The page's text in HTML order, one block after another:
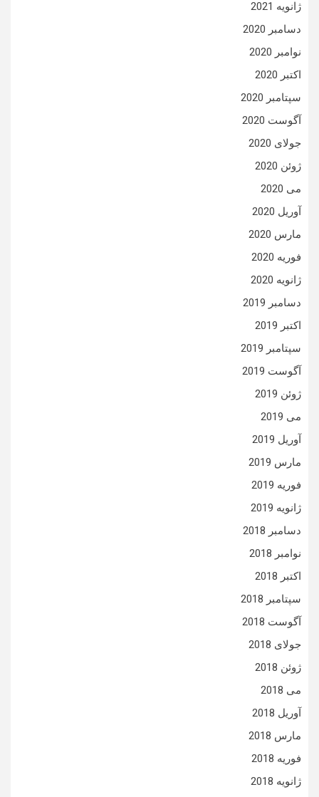
ژانویه 2021
دسامبر 2020
نوامبر 2020
اکتبر 2020
سپتامبر 2020
آگوست 2020
جولای 2020
ژوئن 2020
می 2020
آوریل 2020
مارس 2020
فوریه 2020
ژانویه 2020
دسامبر 2019
اکتبر 2019
سپتامبر 2019
آگوست 2019
ژوئن 2019
می 2019
آوریل 2019
مارس 2019
فوریه 2019
ژانویه 2019
دسامبر 2018
نوامبر 2018
اکتبر 2018
سپتامبر 2018
آگوست 2018
جولای 2018
ژوئن 2018
می 2018
آوریل 2018
مارس 2018
فوریه 2018
ژانویه 2018